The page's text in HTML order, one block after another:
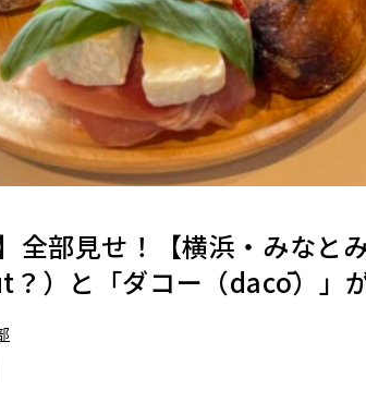
全部見せ！【横浜・みなと
？）と「ダコー（dacō）」